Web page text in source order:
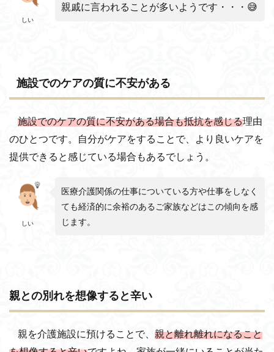
しい
親戚に言われることが多いようです・・・😅
施設でのケアの質に不安がある
施設でのケアの質に不安がある場合も抵抗を感じる理由
のひとつです。自分がケアをすることで、より良いケアを
提供できると感じている場合もあるでしょう。
しい
医療介護関係の仕事についている方や仕事をしなく
ても経済的に余裕のあるご家族などはこの傾向を感
じます。
親との別れを想像すると辛い
親を介護施設に預けることで、 親と離れ離れになること